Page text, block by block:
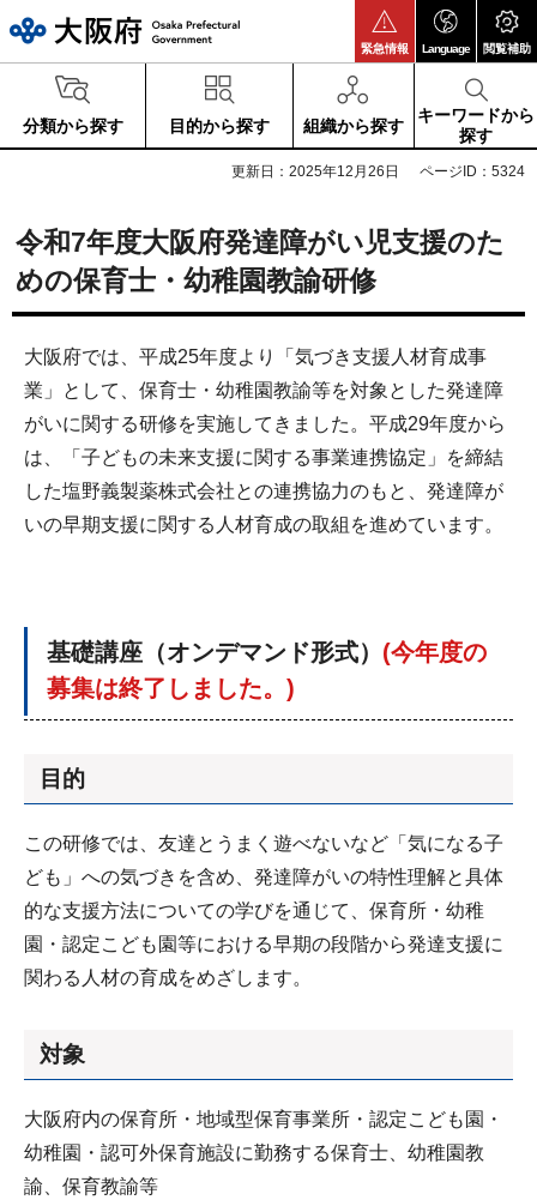
緊急情報 Language 閲覧補助
分類から探す 目的から探す 組織から探す
キーワードから
探す
更新日：2025年12月26日 ページID：5324
令和7年度大阪府発達障がい児支援のた
めの保育士・幼稚園教諭研修
大阪府では、平成25年度より「気づき支援人材育成事
業」として、保育士・幼稚園教諭等を対象とした発達障
がいに関する研修を実施してきました。平成29年度から
は、「子どもの未来支援に関する事業連携協定」を締結
した塩野義製薬株式会社との連携協力のもと、発達障が
いの早期支援に関する人材育成の取組を進めています。
基礎講座（オンデマンド形式） (今年度の
募集は終了しました。)
目的
この研修では、友達とうまく遊べないなど「気になる子
ども」への気づきを含め、発達障がいの特性理解と具体
的な支援方法についての学びを通じて、保育所・幼稚
園・認定こども園等における早期の段階から発達支援に
関わる人材の育成をめざします。
対象
大阪府内の保育所・地域型保育事業所・認定こども園・
幼稚園・認可外保育施設に勤務する保育士、幼稚園教
諭、保育教諭等